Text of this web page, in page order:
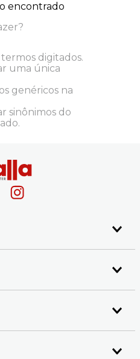
encontrado
digitados.
uma única
genéricos na
sinônimos do